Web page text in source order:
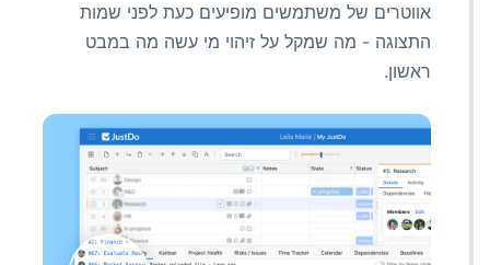
אווטרים של משתמשים מופיעים כעת לפני שמות
התצוגה - מה שמקל על זיהוי מי עשה מה במבט
ראשון.